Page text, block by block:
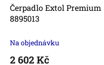
Čerpadlo Extol Premium
8895013
Na objednávku
2 602 Kč